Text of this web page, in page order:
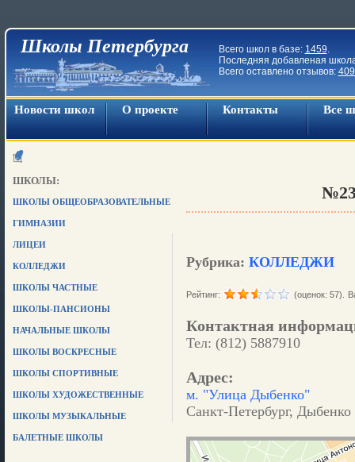
Школы Петербурга Всего школ в базе: 1459.
Последняя добавленая
Всего оставлено отзывов:
Новости школ О проекте Контакты Все
ШКОЛЫ:
ШКОЛЫ ОБЩЕОБРАЗОВАТЕЛЬНЫЕ
ГИМНАЗИИ
ЛИЦЕИ
КОЛЛЕДЖИ
ШКОЛЫ ЧАСТНЫЕ
ШКОЛЫ-ПАНСИОНЫ
НАЧАЛЬНЫЕ ШКОЛЫ
ШКОЛЫ ВОСКРЕСНЫЕ
ШКОЛЫ СПОРТИВНЫЕ
ШКОЛЫ ХУДОЖЕСТВЕННЫЕ
ШКОЛЫ МУЗЫКАЛЬНЫЕ
БАЛЕТНЫЕ ШКОЛЫ
Рубрика: КОЛЛЕДЖИ
Рейтинг: (оценок: 57).
Контактная
Тел: (812) 5887910
Адрес:
м. "Улица Дыбенко"
Санкт-Петербург,